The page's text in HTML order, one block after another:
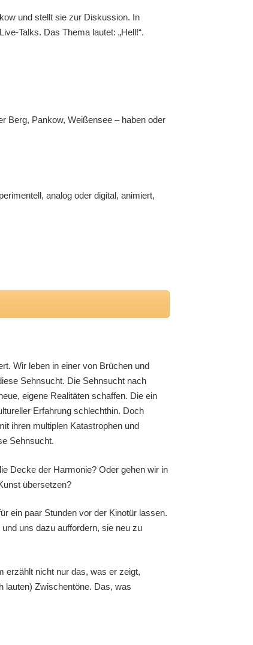
und stellt sie zur Diskussion. In
Talks. Das Thema lautet: „Hell!“.
Berg, Pankow, Weißensee – haben oder
analog oder digital, animiert,
Wir leben in einer von Brüchen und
Sehnsucht. Die Sehnsucht nach
eigene Realitäten schaffen. Die ein
Erfahrung schlechthin. Doch
ihren multiplen Katastrophen und
Sehnsucht.
Decke der Harmonie? Oder gehen wir in
übersetzen?
ein paar Stunden vor der Kinotür lassen.
uns dazu auffordern, sie neu zu
erzählt nicht nur das, was er zeigt,
lauten) Zwischentöne. Das, was